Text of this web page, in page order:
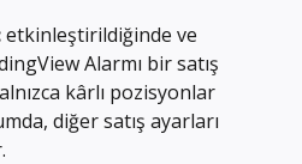
etkinleştirildiğinde ve
Alarmı bir satış
kârlı pozisyonlar
diğer satış ayarları